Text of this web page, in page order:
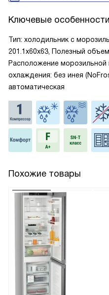
Ключевые особенности
Тип: холодильник с
201.1x60x63, Полезный
Расположение морозильной
охлаждения: без инея
автоматическая
Похожие товары